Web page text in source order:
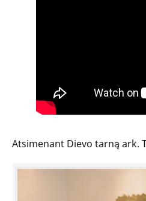
Atsimenant Dievo tarną ark.